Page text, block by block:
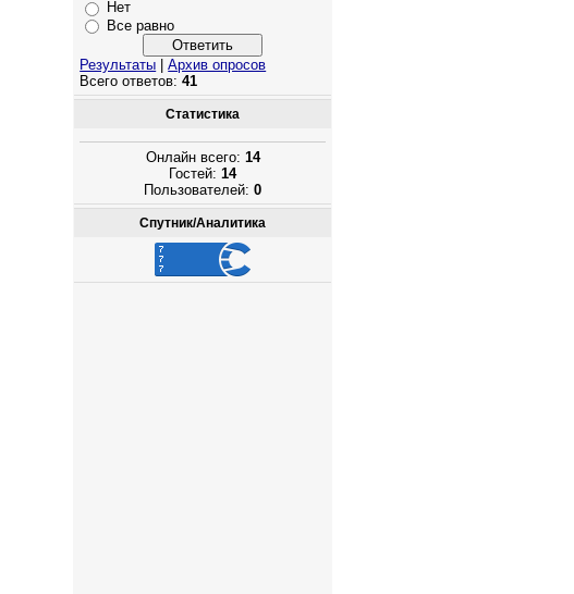
Нет
Все равно
Результаты |Архив опросов
Всего ответов:41
Статистика
Онлайн всего: 14
Гостей:14
Пользователей:0
Спутник/Аналитика